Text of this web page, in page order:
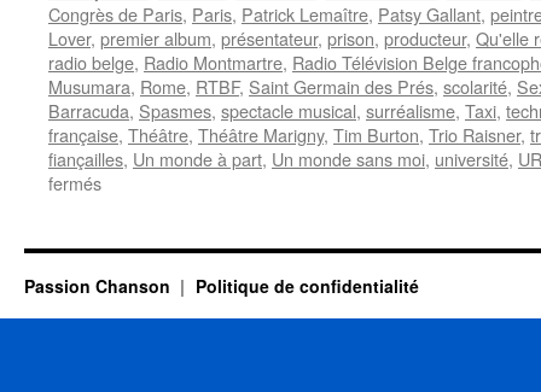
Congrès de Paris, Paris, Patrick Lemaître, Patsy Gallant,
Lover, premier album, présentateur, prison, producteur, Qu'elle
radio belge, Radio Montmartre, Radio Télévision Belge
Musumara, Rome, RTBF, Saint Germain des Prés, scolarité,
Barracuda, Spasmes, spectacle musical, surréalisme, Taxi,
française, Théâtre, Théâtre Marigny, Tim Burton, Trio Raisner,
fiançailles, Un monde à part, Un monde sans moi, université,
ferméssur
Passion Chanson Politique de confidentialité